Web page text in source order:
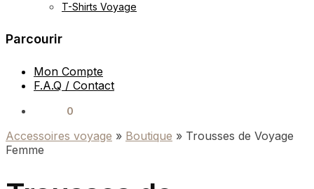
T-Shirts Voyage
Parcourir
Mon Compte
F.A.Q / Contact
0
Accessoires voyage » Boutique » Trousses de Voyage
Femme